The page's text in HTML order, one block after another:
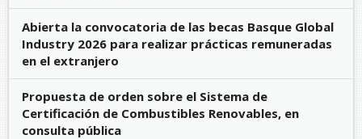
Abierta la convocatoria de las becas Basque Global
Industry 2026 para realizar prácticas remuneradas
en el extranjero
Propuesta de orden sobre el Sistema de
Certificación de Combustibles Renovables, en
consulta pública